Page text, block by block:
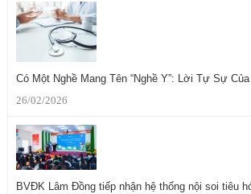
Có Một Nghề Mang Tên “Nghề Y”: Lời Tự Sự
26/02/2026
BVĐK Lâm Đồng tiếp nhận hệ thống nội soi tiêu